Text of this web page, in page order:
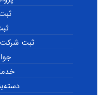
ثبت شرکت